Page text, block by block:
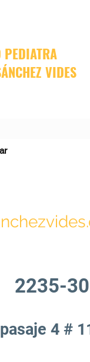
PEDIATRA
VIDES
2235-
4 #